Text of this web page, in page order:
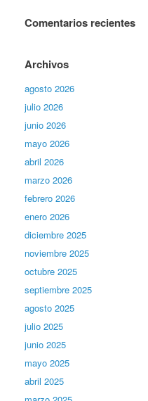
Comentarios recientes
Archivos
agosto 2026
julio 2026
junio 2026
mayo 2026
abril 2026
marzo 2026
febrero 2026
enero 2026
diciembre 2025
noviembre 2025
octubre 2025
septiembre 2025
agosto 2025
julio 2025
junio 2025
mayo 2025
abril 2025